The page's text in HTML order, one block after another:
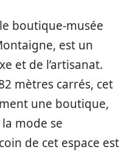
boutique-musée
est un
et de l’artisanat.
mètres carrés, cet
une boutique,
mode se
de cet espace est